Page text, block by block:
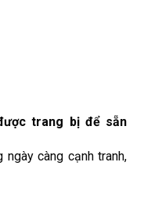
trang bị để sẵn
càng cạnh tranh,